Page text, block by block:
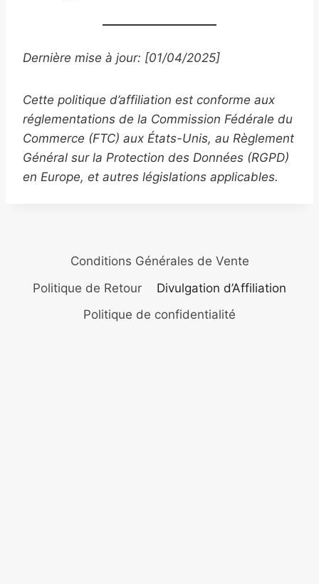
Dernière mise à jour: [01/04/2025]
Cette politique d’affiliation est conforme aux
réglementations de la Commission Fédérale du
Commerce (FTC) aux États-Unis, au Règlement
Général sur la Protection des Données (RGPD)
en Europe, et autres législations applicables.
Conditions Générales de Vente
Politique de Retour
Divulgation d’Affiliation
Politique de confidentialité